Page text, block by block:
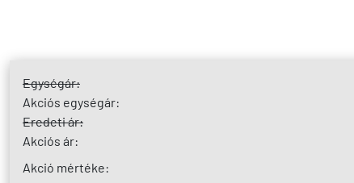
Egységár:
Akciós egységár:
Eredeti ár:
Akciós ár:
Akció mértéke: